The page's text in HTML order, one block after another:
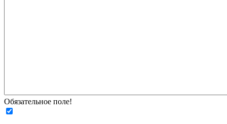
Обязательное поле!